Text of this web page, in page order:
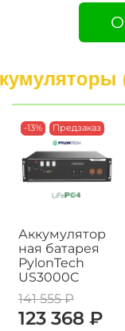
-13% Предзаказ
Аккумулятор
ная батарея
PylonTech
US3000C
141 555 ₽
123 368 ₽